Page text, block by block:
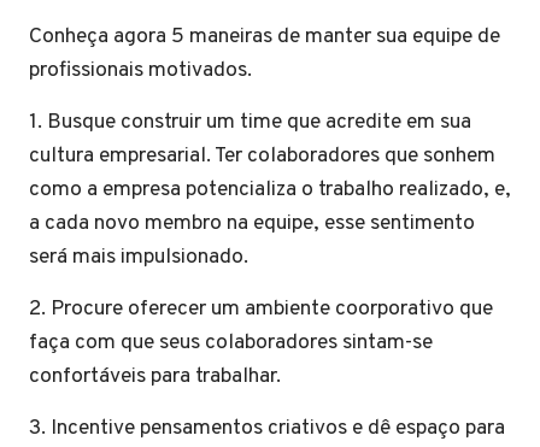
Conheça agora 5 maneiras de manter sua equipe de
profissionais motivados.
1. Busque construir um time que acredite em sua
cultura empresarial. Ter colaboradores que sonhem
como a empresa potencializa o trabalho realizado, e,
a cada novo membro na equipe, esse sentimento
será mais impulsionado.
2. Procure oferecer um ambiente coorporativo que
faça com que seus colaboradores sintam-se
confortáveis para trabalhar.
3. Incentive pensamentos criativos e dê espaço para